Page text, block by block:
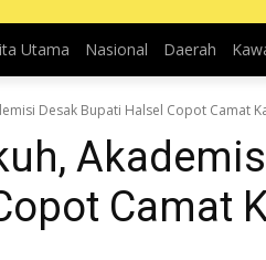
Utama Nasional Daerah
Desak Bupati Halsel Copot Camat
Camat